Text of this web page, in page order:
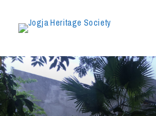
Search
for: